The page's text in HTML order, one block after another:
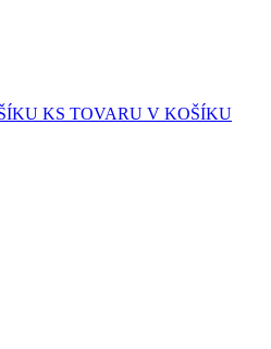
KS TOVARU V KOŠÍKU